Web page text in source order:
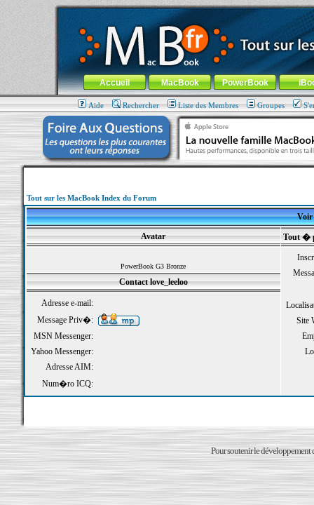
MacBook-fr.com : 100% Apple... 100% nomade !
Aller au contenu-Aller au menu général-Aller au menu de
Menu général
Accueil MacBook PowerBook
Aide Rechercher Liste des Membres Groupes
Tout sur les MacBook Index du Forum
Voir
Avatar
Tout �
PowerBook G3 Bronze
Site
Contact love_leeloo
Adresse e-mail:
Message Priv�:
MSN Messenger:
Yahoo Messenger:
Adresse AIM:
Num�ro ICQ:
Pour soutenir le développement